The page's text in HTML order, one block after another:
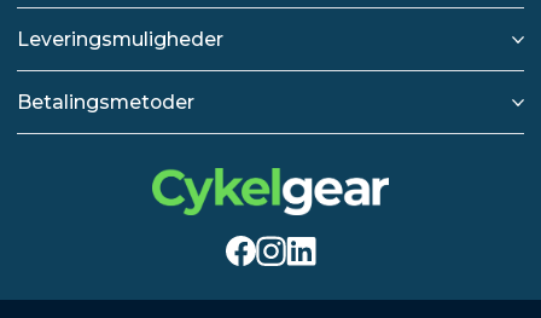
Leveringsmuligheder
Betalingsmetoder